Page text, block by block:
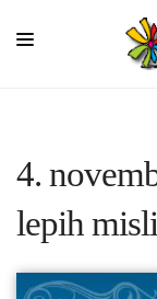
MISLI
KOMPLETI
4.
lepih